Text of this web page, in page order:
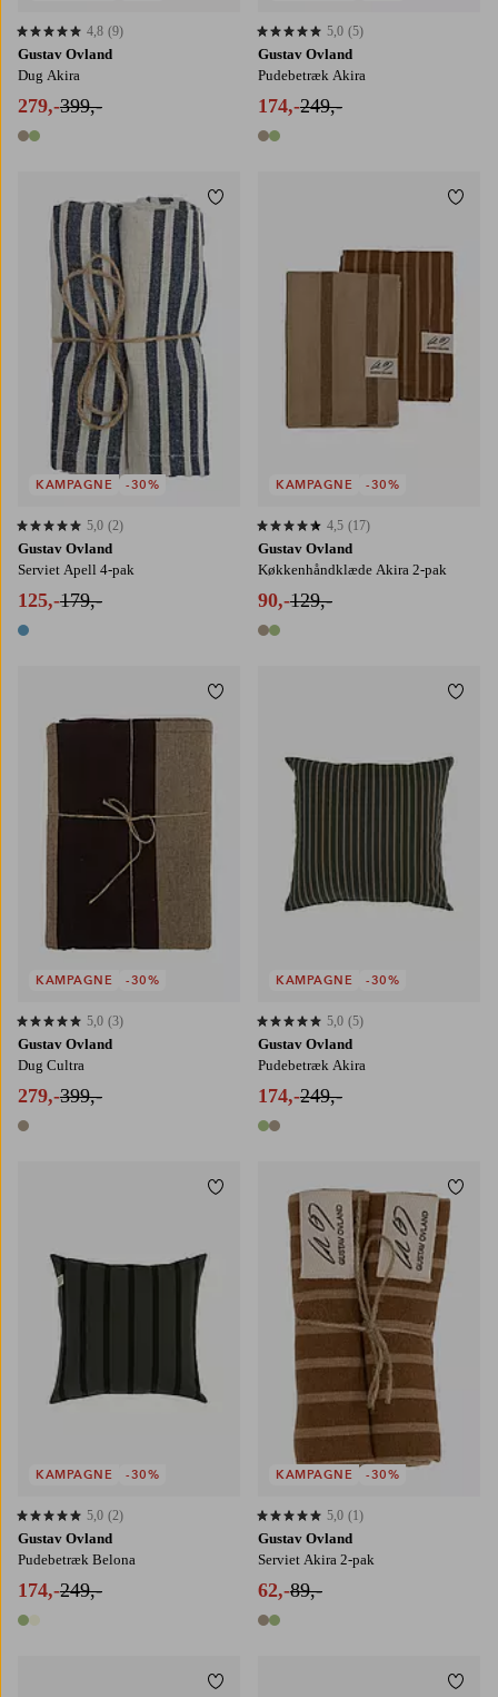
Gustav Ovland
Dug Akira
279,-399,-
2 farver
4,8 baseret på 9 bedømmelser
4,8 (9)
Gustav Ovland
Pudebetræk Akira
174,-249,-
2 farver
5,0 baseret på 5 bedømmelser
5,0 (5)
Gustav Ovland
Serviet Apell 4-pak
125,-179,-
1 farve
5,0 baseret på 2 bedømmelser
5,0 (2)
KAMPAGNE -30%
Tilføj til favoritter
Gustav Ovland
Køkkenhåndklæde Akira 2-pak
90,-129,-
2 farver
4,5 baseret på 17 bedømmelser
4,5 (17)
KAMPAGNE -30%
Gustav Ovland
Dug Cultra
279,-399,-
1 farve
5,0 baseret på 3 bedømmelser
5,0 (3)
KAMPAGNE -30%
Tilføj til favoritter
140X250
Gustav Ovland
Pudebetræk Akira
174,-249,-
2 farver
5,0 baseret på 5 bedømmelser
5,0 (5)
KAMPAGNE -30%
Gustav Ovland
Pudebetræk Belona
174,-249,-
2 farver
5,0 baseret på 2 bedømmelser
5,0 (2)
KAMPAGNE -30%
Tilføj til favoritter
Gustav Ovland
Serviet Akira 2-pak
62,-89,-
2 farver
5,0 baseret på 1 bedømmelser
5,0 (1)
KAMPAGNE -30%
Tilføj til favoritter